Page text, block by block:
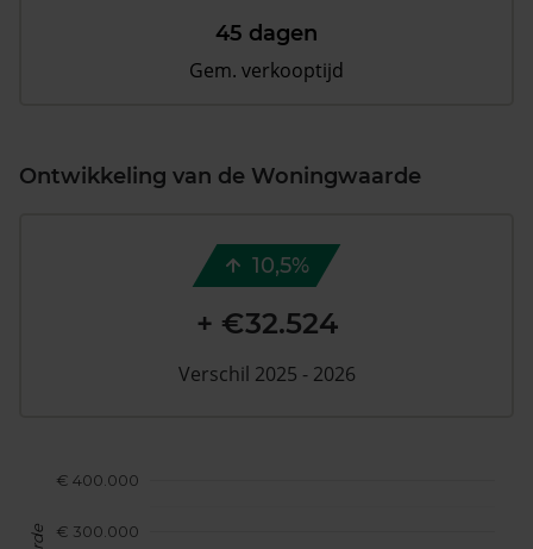
45 dagen
Gem. verkooptijd
Ontwikkeling van de Woningwaarde
€ 300.000
€ 400.000
10,5%
+ €32.524
Verschil 2025 - 2026